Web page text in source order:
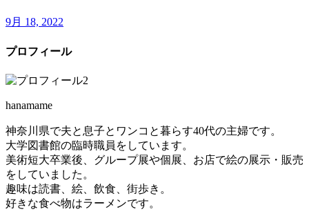
9月 18, 2022
プロフィール
hanamame
神奈川県で夫と息子とワンコと暮らす40代の主婦です。
大学図書館の臨時職員をしています。
美術短大卒業後、グループ展や個展、お店で絵の展示・販売
をしていました。
趣味は読書、絵、飲食、街歩き。
好きな食べ物はラーメンです。